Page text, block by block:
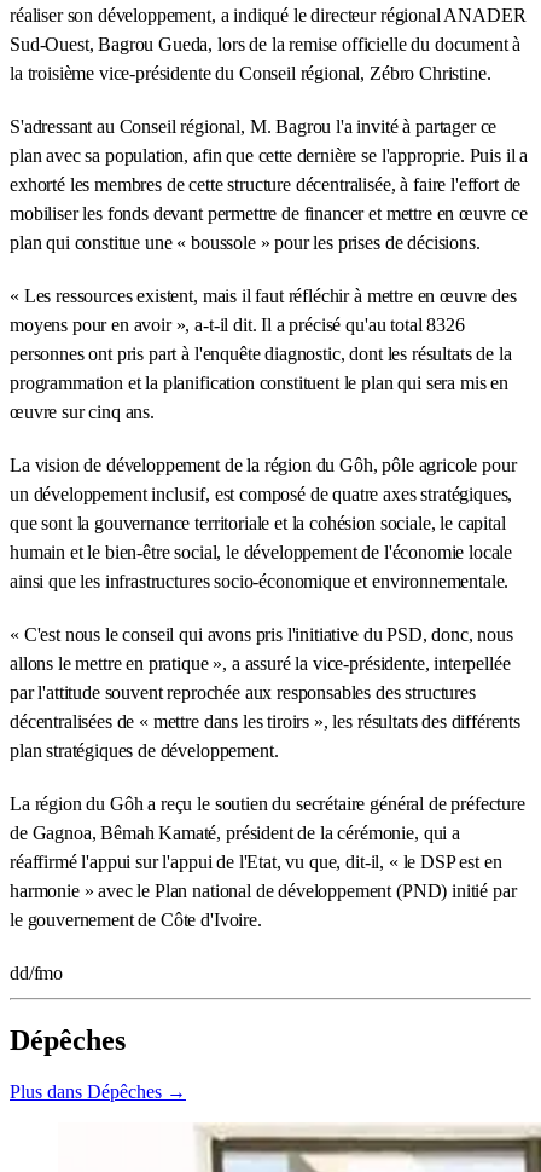
réaliser son développement, a indiqué le directeur régional ANADER
Sud-Ouest, Bagrou Gueda, lors de la remise officielle du document à
la troisième vice-présidente du Conseil régional, Zébro Christine.
S'adressant au Conseil régional, M. Bagrou l'a invité à partager ce
plan avec sa population, afin que cette dernière se l'approprie. Puis il a
exhorté les membres de cette structure décentralisée, à faire l'effort de
mobiliser les fonds devant permettre de financer et mettre en œuvre ce
plan qui constitue une « boussole » pour les prises de décisions.
« Les ressources existent, mais il faut réfléchir à mettre en œuvre des
moyens pour en avoir », a-t-il dit. Il a précisé qu'au total 8326
personnes ont pris part à l'enquête diagnostic, dont les résultats de la
programmation et la planification constituent le plan qui sera mis en
œuvre sur cinq ans.
La vision de développement de la région du Gôh, pôle agricole pour
un développement inclusif, est composé de quatre axes stratégiques,
que sont la gouvernance territoriale et la cohésion sociale, le capital
humain et le bien-être social, le développement de l'économie locale
ainsi que les infrastructures socio-économique et environnementale.
« C'est nous le conseil qui avons pris l'initiative du PSD, donc, nous
allons le mettre en pratique », a assuré la vice-présidente, interpellée
par l'attitude souvent reprochée aux responsables des structures
décentralisées de « mettre dans les tiroirs », les résultats des différents
plan stratégiques de développement.
La région du Gôh a reçu le soutien du secrétaire général de préfecture
de Gagnoa, Bêmah Kamaté, président de la cérémonie, qui a
réaffirmé l'appui sur l'appui de l'Etat, vu que, dit-il, « le DSP est en
harmonie » avec le Plan national de développement (PND) initié par
le gouvernement de Côte d'Ivoire.
dd/fmo
Dépêches
Plus dans Dépêches →